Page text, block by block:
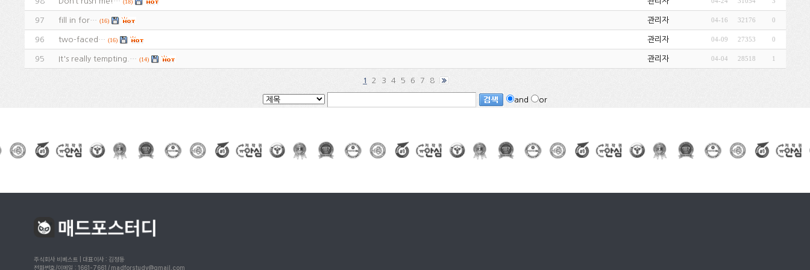
(18)
97 fill in for… (16) 관리자 04-16 32176 0
96 two-faced… (16) 관리자 04-09 27353 0
95 It's really tempting.… (14) 관리자 04-04 28518 1
1 2 3 4 5 6 7 8
and or
주식회사 비베스트 | 대표이사 : 김정동
전화번호/이메일 : 1661-7661 / madforstudy@gmail.com